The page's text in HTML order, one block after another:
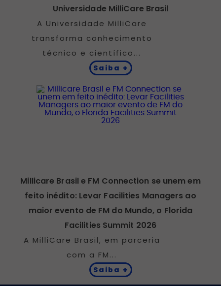
Universidade MilliCare Brasil
A Universidade MilliCare
transforma conhecimento
técnico e científico...
Saiba +
Millicare Brasil e FM Connection se unem em
feito inédito: Levar Facilities Managers ao
maior evento de FM do Mundo, o Florida
Facilities Summit 2026
A MilliCare Brasil, em parceria
com a FM...
Saiba +